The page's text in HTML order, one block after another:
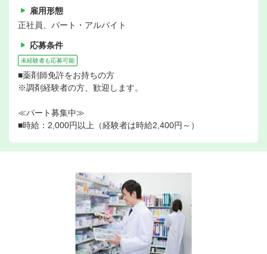
雇用形態
正社員、パート・アルバイト
応募条件
未経験者も応募可能
■薬剤師免許をお持ちの方
※調剤経験者の方、歓迎します。
≪パート募集中≫
■時給：2,000円以上（経験者は時給2,400円～）